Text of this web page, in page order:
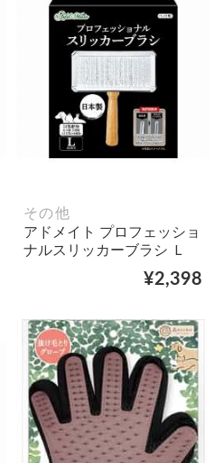
その他
アドメイト プロフェッショ
ナルスリッカーブラシ Ｌ
¥2,398